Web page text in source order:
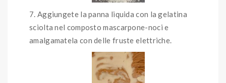
Aggiungete la panna liquida con la gelatina
sciolta nel composto mascarpone-noci e
amalgamatela con delle fruste elettriche.